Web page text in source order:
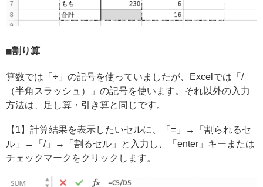
割り算
算数では「÷」の記号を使っていましたが、Excelでは「/
（半角スラッシュ）」の記号を使います。それ以外の入力
方法は、足し算・引き算と同じです。
【1】計算結果を表示したいセルに、「=」→「割られるセ
ル」→「/」→「割るセル」と入力し、「enter」キーまたは
チェックマークをクリックします。